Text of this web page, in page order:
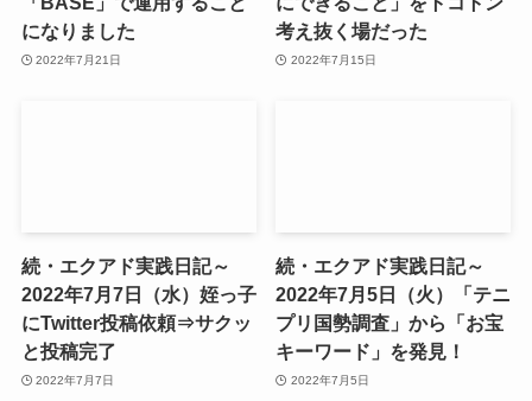
になりました
2022年7月21日
考え抜く場だった
2022年7月15日
続・エクアド実践日記～
2022年7月7日（水）姪っ子
にTwitter投稿依頼⇒サクッ
と投稿完了
2022年7月7日
続・エクアド実践日記～
2022年7月5日（火）「テニ
プリ国勢調査」から「お宝
キーワード」を発見！
2022年7月5日